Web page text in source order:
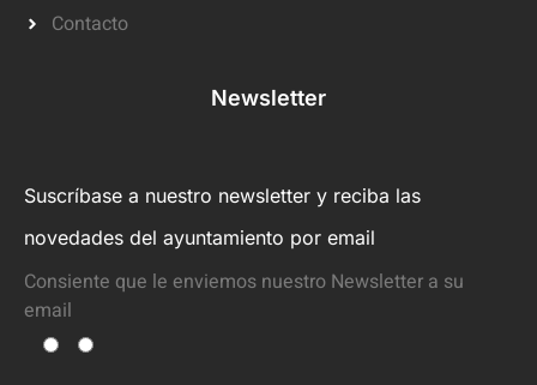
Contacto
Newsletter
Suscríbase a nuestro newsletter y reciba las
novedades del ayuntamiento por email
Consiente que le enviemos nuestro Newsletter a su
email